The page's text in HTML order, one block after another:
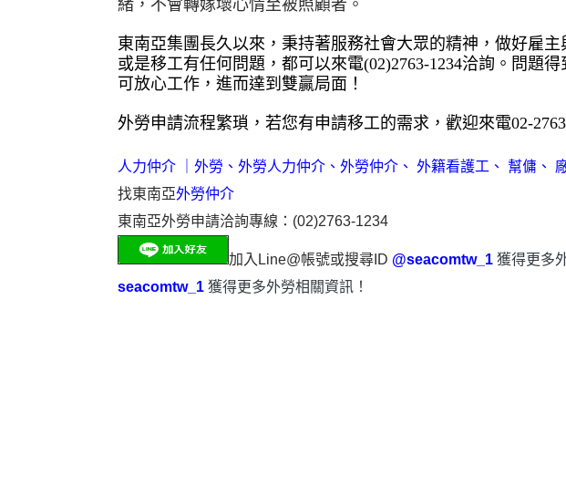
緒，不會轉嫁壞心情至被照顧者。
東南亞集團長久以來，秉持著服務社會大眾的精神，做好雇
或是移工有任何問題，都可以來電(02)2763-1234洽詢。問題
可放心工作，進而達到雙贏局面！
外勞申請流程繁瑣，若您有申請移工的需求，歡迎來電02-
人力仲介 ｜外勞 、外勞人力仲介 、外勞仲介 、外籍看護工 、 幫傭 、
找東南亞外勞仲介
東南亞外勞申請洽詢專線：(02)2763-1234
加入Line@帳號或搜尋ID @seacomtw_1 獲得更多
seacomtw_1 獲得更多外勞相關資訊！